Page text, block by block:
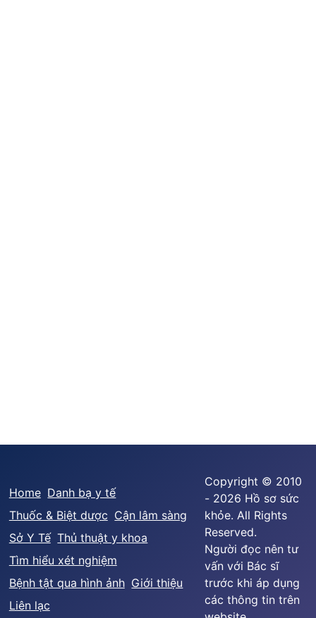
Home Danh bạ y tế
Thuốc & Biệt dược Cận lâm sàng
Sở Y Tế Thủ thuật y khoa
Tìm hiểu xét nghiệm
Bệnh tật qua hình ảnh Giới thiệu
Liên lạc
Copyright © 2010
- 2026 Hồ sơ sức
khỏe. All Rights
Reserved.
Người đọc nên tư
vấn với Bác sĩ
trước khi áp dụng
các thông tin trên